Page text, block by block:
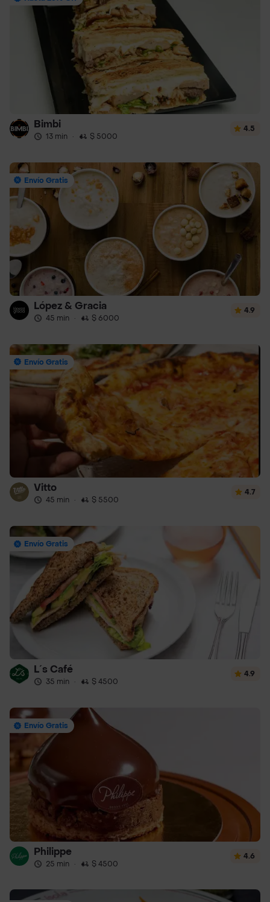
Bimbi
13 min · $ 5000
4.5
Envío Gratis
López & Gracia
45 min · $ 6000
4.9
Envío Gratis
Vitto
45 min · $ 5500
4.7
Envío Gratis
L´s Café
35 min · $ 4500
4.9
Envío Gratis
Philippe
25 min · $ 4500
4.6